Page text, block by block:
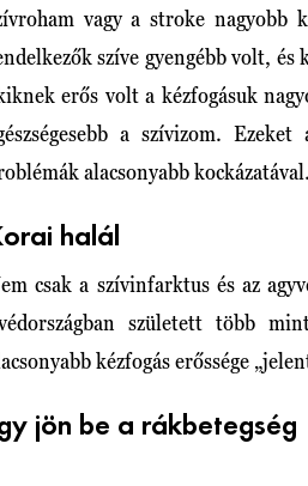
vagy a stroke nagyobb
szíve gyengébb volt,
erős volt a kézfogásuk
a szívizom.
alacsonyabb kockázatával.
halál
csak a szívinfarktus és az
született több
kézfogás erőssége
jön be a rákbetegség